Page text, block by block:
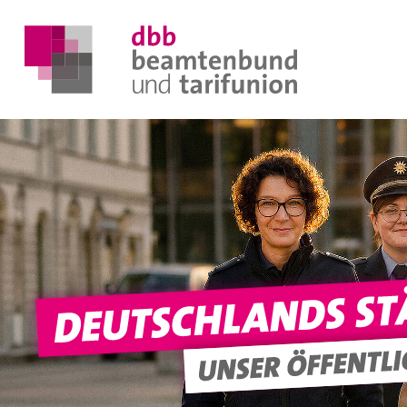
DER DBB
BEAMTINNEN & BEAMTE
ARBEITNEHMENDE
POLITIK & POSITIONEN